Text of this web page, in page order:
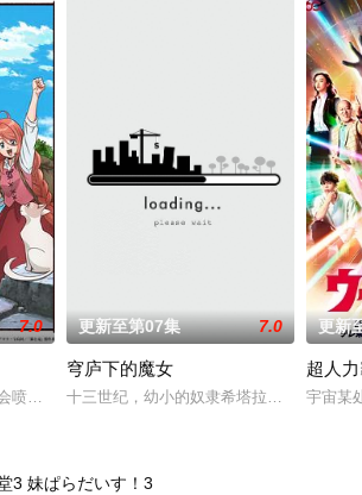
量而收集、研究超自
妻二郎，某日在森林中遇见了受伤倒地的黑猫·罗
7.0
喷火的龙，与一群能操纵魔法的猫咪一同生活着。
更新至第07集 7.0
穹庐下的魔女
十三世纪，幼小的奴隶希塔拉在伊朗东部
更新
超人
宇宙某
3 妹ぱらだいす！3